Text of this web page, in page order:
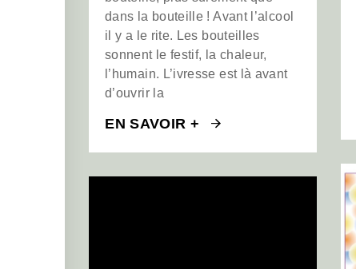
dans la bouteille ! Avant l’alcool
il y a le rite. Les bouteilles
sonnent le festif, la chaleur,
l’humain. L’ivresse est là avant
d’ouvrir la
EN SAVOIR +